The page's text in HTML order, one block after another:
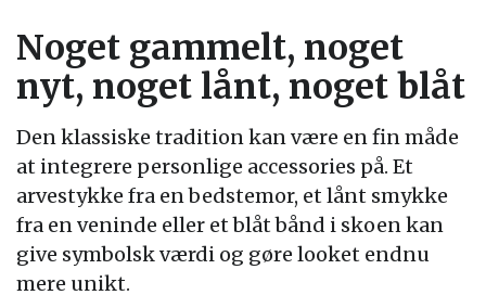
Noget gammelt, noget
nyt, noget lånt, noget blåt
Den klassiske tradition kan være en fin måde
at integrere personlige accessories på. Et
arvestykke fra en bedstemor, et lånt smykke
fra en veninde eller et blåt bånd i skoen kan
give symbolsk værdi og gøre looket endnu
mere unikt.